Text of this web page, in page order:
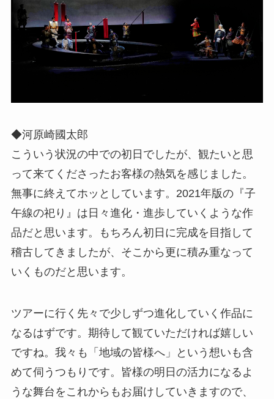
◆河原崎國太郎
こういう状況の中での初日でしたが、観たいと思
って来てくださったお客様の熱気を感じました。
無事に終えてホッとしています。2021年版の『子
午線の祀り』は日々進化・進歩していくような作
品だと思います。もちろん初日に完成を目指して
稽古してきましたが、そこから更に積み重なって
いくものだと思います。
ツアーに行く先々で少しずつ進化していく作品に
なるはずです。期待して観ていただければ嬉しい
ですね。我々も「地域の皆様へ」という想いも含
めて伺うつもりです。皆様の明日の活力になるよ
うな舞台をこれからもお届けしていきますので、